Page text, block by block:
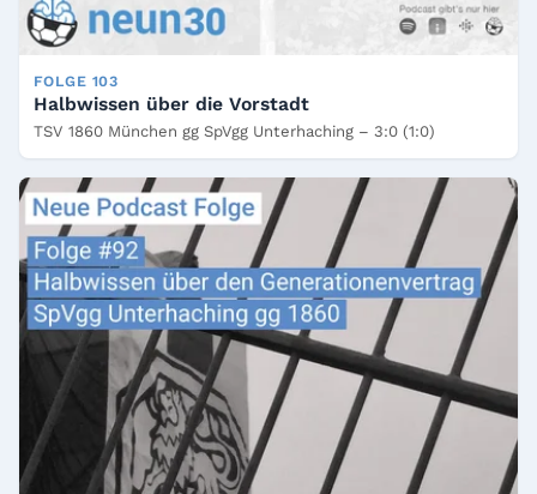
FOLGE 103
Halbwissen über die Vorstadt
TSV 1860 München gg SpVgg Unterhaching – 3:0 (1:0)